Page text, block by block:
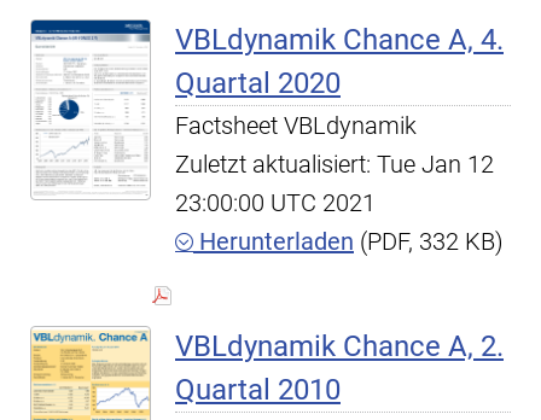
VBLdynamik Chance A, 4.
Quartal 2020
Factsheet VBLdynamik
Zuletzt aktualisiert: Tue Jan 12
23:00:00 UTC 2021
Herunterladen (PDF, 332 KB)
VBLdynamik Chance A, 2.
Quartal 2010